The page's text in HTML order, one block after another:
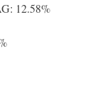
12.58%